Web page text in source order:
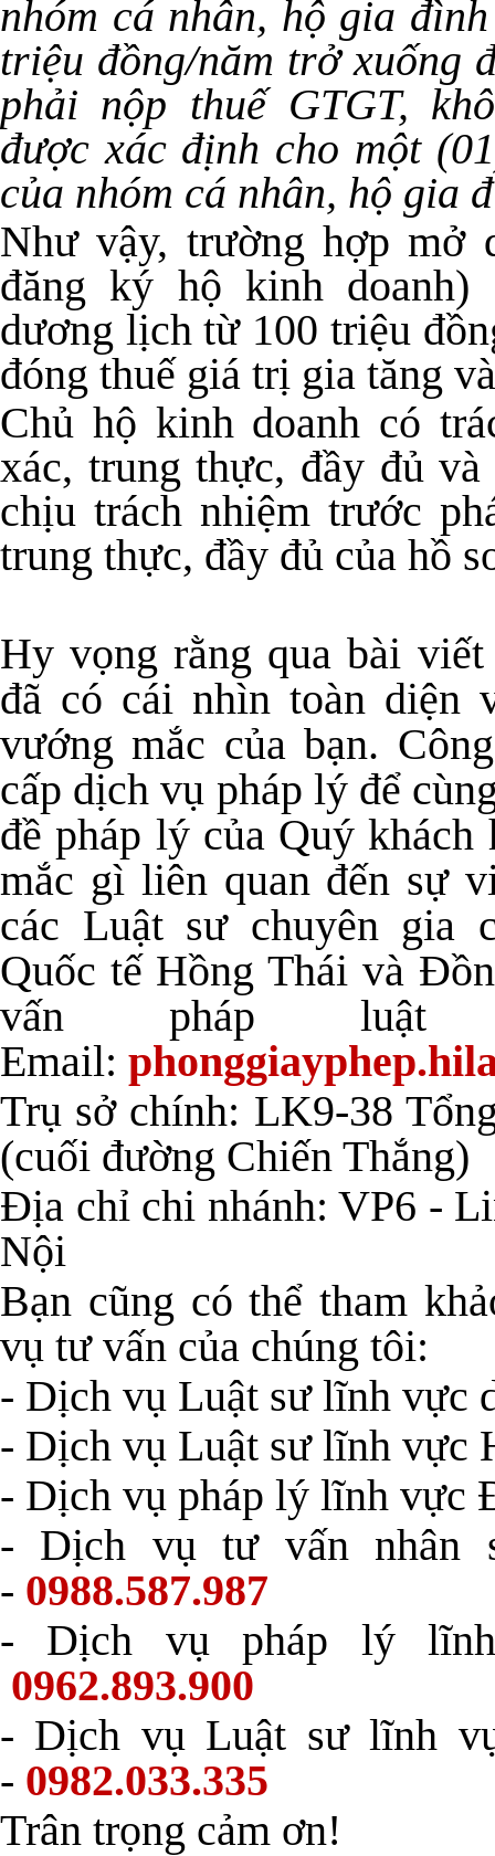
nhóm cá nhân, hộ gia
triệu đồng/năm trở xuống
phải nộp thuế GTGT,
được xác định cho một
của nhóm cá nhân, hộ gia
Như vậy, trường hợp mở
đăng ký hộ kinh doanh)
dương lịch từ 100 triệu
đóng thuế giá trị gia tăng
Chủ hộ kinh doanh có
xác, trung thực, đầy đủ
chịu trách nhiệm trước
trung thực, đầy đủ của hồ
Hy vọng rằng qua bài
đã có cái nhìn toàn diện
vướng mắc của bạn.
cấp dịch vụ pháp lý để
đề pháp lý của Quý khách
mắc gì liên quan đến sự
các Luật sư chuyên gia
Quốc tế Hồng Thái và
vấn pháp
Email:
Trụ sở chính: LK9-38
(cuối đường Chiến Thắng)
Địa chỉ chi nhánh: VP6 -
Nội
Bạn cũng có thể tham
vụ tư vấn của chúng tôi:
- Dịch vụ Luật sư lĩnh vực
- Dịch vụ Luật sư lĩnh vực
- Dịch vụ pháp lý lĩnh vực
- Dịch vụ tư vấn nhân
- 0988.587.987
- Dịch vụ pháp lý
0962.893.900
- Dịch vụ Luật sư lĩnh
- 0982.033.335
Trân trọng cảm ơn!